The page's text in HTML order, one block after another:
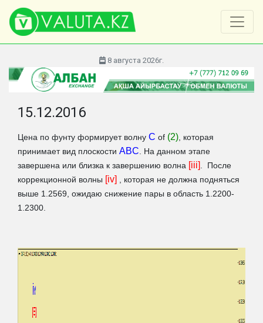
8 августа 2026г.
15.12.2016
Цена по фунту формирует волну С of (2), которая
принимает вид плоскости ABC. На данном этапе
завершена или близка к завершению волна [iii]. После
коррекционной волны [iv] , которая не должна подняться
выше 1.2569, ожидаю снижение пары в область 1.2200-
1.2300.